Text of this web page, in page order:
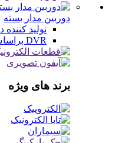
دوربین مدار بسته
تولید کننده
DVR براساس برند
برند های ویژه